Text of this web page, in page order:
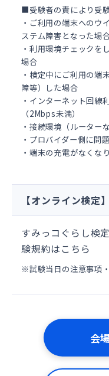
■受験者の責により受
・ご利用の端末へのウ
ステム障害となった場
・利用環境チェックを
場合
・検定中にご利用の端
障等）した場合
・インターネット回線
（2Mbps未満）
・接続環境（ルーター
・プロバイダー側に問
・端末の充電がなくな
【オンライン検定
すみっコぐらし検
験規約は こちら
※試験当日の注意事項
会